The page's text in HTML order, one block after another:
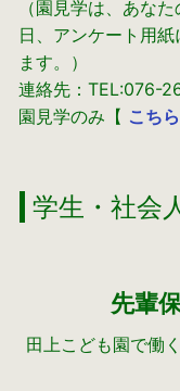
（園見学は、あな
日、アンケート用
ます。）
連絡先：TEL:076-
園見学のみ【 こちら
学生・社会
先輩
田上こども園で働